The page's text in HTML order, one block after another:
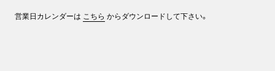
営業日カレンダーは こちら からダウンロードして下さい。